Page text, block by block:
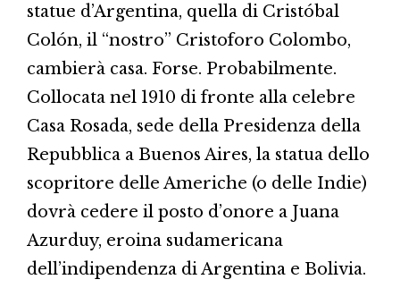
statue d’Argentina, quella di Cristóbal
Colón, il “nostro” Cristoforo Colombo,
cambierà casa. Forse. Probabilmente.
Collocata nel 1910 di fronte alla celebre
Casa Rosada, sede della Presidenza della
Repubblica a Buenos Aires, la statua dello
scopritore delle Americhe (o delle Indie)
dovrà cedere il posto d’onore a Juana
Azurduy, eroina sudamericana
dell’indipendenza di Argentina e Bolivia.